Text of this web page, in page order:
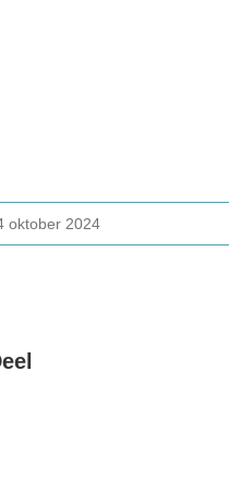
oktober 2024